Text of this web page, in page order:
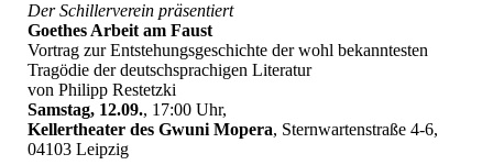
Der Schillerverein präsentiert
Goethes Arbeit am Faust
Vortrag zur Entstehungsgeschichte der wohl bekanntesten
Tragödie der deutschsprachigen Literatur
von Philipp Restetzki
Samstag, 12.09., 17:00 Uhr,
Kellertheater des Gwuni Mopera, Sternwartenstraße 4-6,
04103 Leipzig